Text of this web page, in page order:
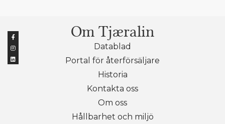
Om Tjæralin
Datablad
Portal för återförsäljare
Historia
Kontakta oss
Om oss
Hållbarhet och miljö